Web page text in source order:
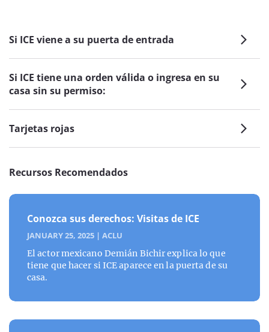
Si ICE viene a su puerta de entrada
Si ICE tiene una orden válida o ingresa en su
casa sin su permiso:
Tarjetas rojas
Recursos Recomendados
Conozca sus derechos: Visitas de ICE
JANUARY 25, 2025 | ACLU
El actor mexicano Demián Bichir explica lo que
tiene que hacer si ICE aparece en la puerta de su
casa.